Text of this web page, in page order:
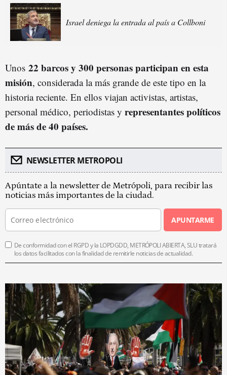
Israel deniega la entrada al país a Collboni
Unos 22 barcos y 300 personas participan en esta
misión, considerada la más grande de este tipo en la
historia reciente. En ellos viajan activistas, artistas,
personal médico, periodistas y representantes políticos
de más de 40 países.
NEWSLETTER METROPOLI
Apúntate a la newsletter de Metrópoli, para recibir las
noticias más importantes de la ciudad.
APUNTARME
De conformidad con el RGPD y la LOPDGDD, METRÓPOLI ABIERTA, SLU tratará
los datos facilitados con la finalidad de remitirle noticias de actualidad.